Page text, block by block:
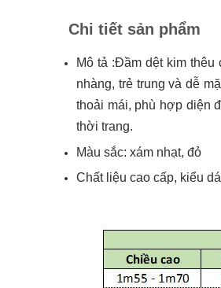
Chi tiết sản phẩm
Mô tả :Đầm dệt kim
nhàng, trẻ trung và dễ
thoải mái, phù hợp diện
thời trang.
Màu sắc: xám nhạt, đỏ
Chất liệu cao cấp, kiểu